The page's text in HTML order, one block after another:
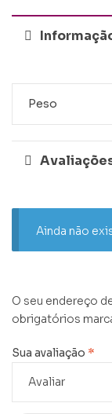
Peso
Ainda não
O seu endereço
obrigatórios
Sua avaliação *